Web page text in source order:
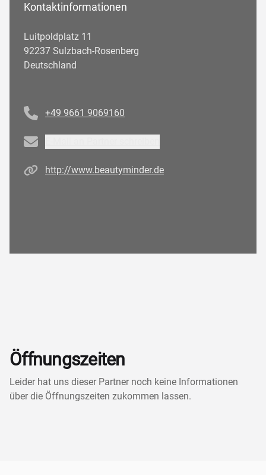
Kontaktinformationen
Luitpoldplatz 11
92237 Sulzbach-Rosenberg
Deutschland
+49 9661 9069160
Email
Homepagehttp://www.beautyminder.de
Öffnungszeiten
Leider hat uns dieser Partner noch keine Informationen
über die Öffnungszeiten zukommen lassen.